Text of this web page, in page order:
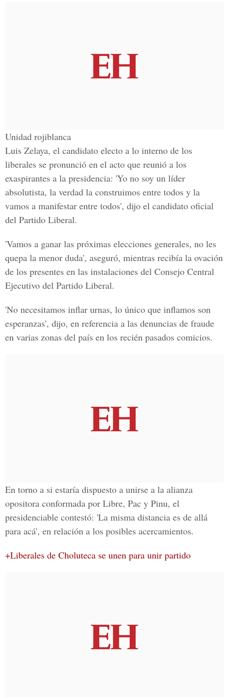
Unidad rojiblanca
Luis Zelaya, el candidato electo a lo interno de los
liberales se pronunció en el acto que reunió a los
exaspirantes a la presidencia: 'Yo no soy un líder
absolutista, la verdad la construimos entre todos y la
vamos a manifestar entre todos', dijo el candidato oficial
del Partido Liberal.
'Vamos a ganar las próximas elecciones generales, no les
quepa la menor duda', aseguró, mientras recibía la ovación
de los presentes en las instalaciones del Consejo Central
Ejecutivo del Partido Liberal.
'No necesitamos inflar urnas, lo único que inflamos son
esperanzas', dijo, en referencia a las denuncias de fraude
en varias zonas del país en los recién pasados comicios.
En torno a si estaría dispuesto a unirse a la alianza
opositora conformada por Libre, Pac y Pinu, el
presidenciable contestó: 'La misma distancia es de allá
para acá', en relación a los posibles acercamientos.
+Liberales de Choluteca se unen para unir partido